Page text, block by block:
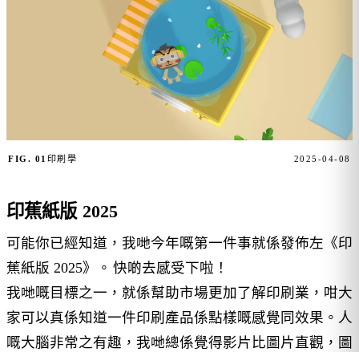
FIG. 01 印刷學 2025-04-08
印蕉紙版 2025
可能你已經知道，我哋今年嘅第一件事就係發佈左《印
蕉紙版 2025》。 快啲去感受下啦！
我哋嘅目標之一，就係幫助市場更加了解印刷業，咁大
家可以真係知道一件印刷產品係點樣嘅感覺同效果。人
嘅大腦非常之有趣，我哋總係覺得影片比圖片直觀，圖